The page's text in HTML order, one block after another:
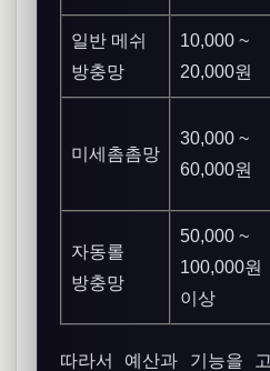
일반 메쉬
방충망
10,000 ~
20,000원
미세촘촘망
30,000 ~
60,000원
자동롤
방충망
50,000 ~
100,000원
이상
따라서 예산과 기능을